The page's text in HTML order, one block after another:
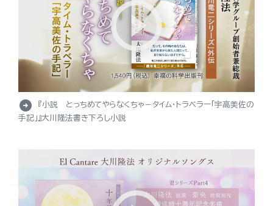
arrow_circle_right
『小説 とっちめてやらなくちゃ－タイム・トラベラー「宇高美佐の
手記」』大川隆法書き下ろし小説